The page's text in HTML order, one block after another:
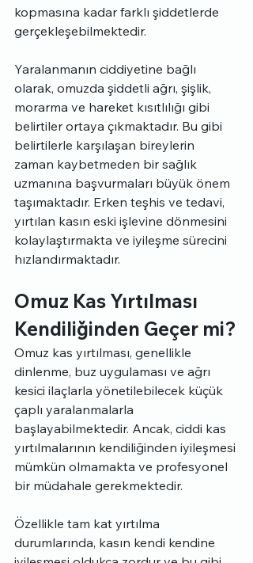
kopmasına kadar farklı şiddetlerde
gerçekleşebilmektedir.
Yaralanmanın ciddiyetine bağlı
olarak, omuzda şiddetli ağrı, şişlik,
morarma ve hareket kısıtlılığı gibi
belirtiler ortaya çıkmaktadır. Bu gibi
belirtilerle karşılaşan bireylerin
zaman kaybetmeden bir sağlık
uzmanına başvurmaları büyük önem
taşımaktadır. Erken teşhis ve tedavi,
yırtılan kasın eski işlevine dönmesini
kolaylaştırmakta ve iyileşme sürecini
hızlandırmaktadır.
Omuz Kas Yırtılması
Kendiliğinden Geçer mi?
Omuz kas yırtılması, genellikle
dinlenme, buz uygulaması ve ağrı
kesici ilaçlarla yönetilebilecek küçük
çaplı yaralanmalarla
başlayabilmektedir. Ancak, ciddi kas
yırtılmalarının kendiliğinden iyileşmesi
mümkün olmamakta ve profesyonel
bir müdahale gerekmektedir.
Özellikle tam kat yırtılma
durumlarında, kasın kendi kendine